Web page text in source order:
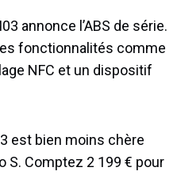
annonce l’ABS de série.
fonctionnalités comme
NFC et un dispositif
est bien moins chère
S. Comptez 2 199 € pour